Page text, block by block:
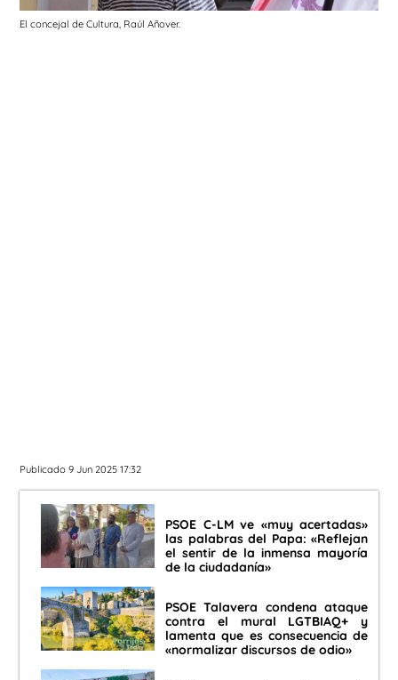
El concejal de Cultura, Raúl Añover.
Publicado 9 Jun 2025 17:32
PSOE C-LM ve «muy acertadas»
las palabras del Papa: «Reflejan
el sentir de la inmensa mayoría
de la ciudadanía»
PSOE Talavera condena ataque
contra el mural LGTBIAQ+ y
lamenta que es consecuencia de
«normalizar discursos de odio»